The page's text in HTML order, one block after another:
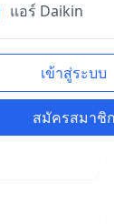
แอร์ Daikin
เข้าสู่ระบบ
สมัครสมาชิ